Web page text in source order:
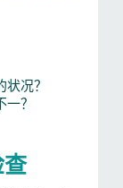
况？
？